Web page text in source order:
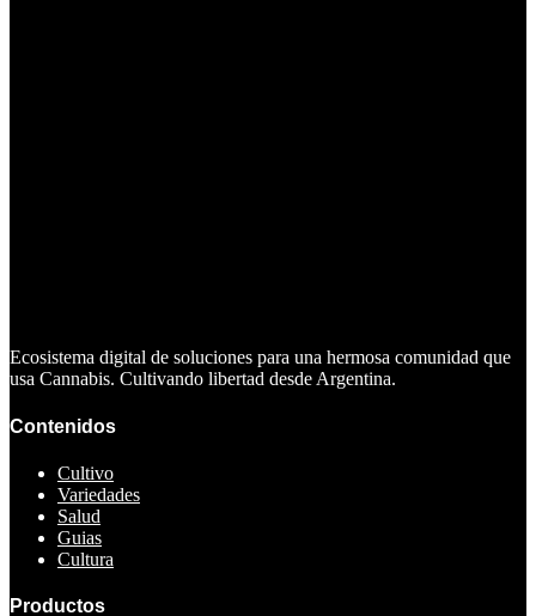
Ecosistema digital de soluciones para una hermosa comunidad que
usa Cannabis. Cultivando libertad desde Argentina.
Contenidos
Cultivo
Variedades
Salud
Guias
Cultura
Productos